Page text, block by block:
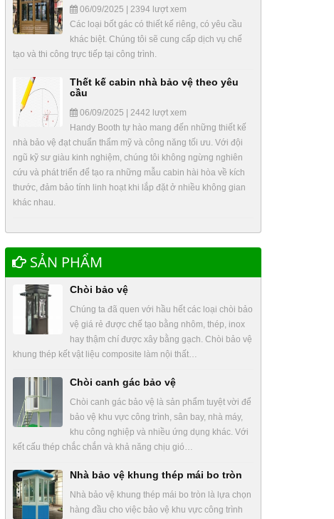
06/09/2025 | 2394 lượt xem
Các loại bốt gác có thiết kế riêng, có yêu cầu
khác biệt. Chúng tôi sẽ cung cấp dịch vụ chế
tạo và thi công trực tiếp tại công trình.
Thết kế cabin nhà bảo vệ theo yêu
cầu
06/09/2025 | 2442 lượt xem
Handy Booth tự hào mang đến những thiết kế
nhà bảo vệ đạt chuẩn thẩm mỹ và công năng tối ưu. Với đội
ngũ kỹ sư giàu kinh nghiệm, chúng tôi không ngừng nghiên
cứu và phát triển để tạo ra những mẫu cabin hài hòa về kích
thước, đảm bảo tính linh hoạt khi lắp đặt ở nhiều không gian
khác nhau.
SẢN PHẨM
Chòi bảo vệ
Chúng ta đã quen với hầu hết các loại chòi bảo
vệ giá rẻ được chế tạo bằng nhôm, thép, inox
hay thậm chí được xây bằng gạch. Chòi bảo vệ
khung thép kết vật liệu composite làm nội thất…
Chòi canh gác bảo vệ
Chòi canh gác bảo vệ là sản phẩm tuyệt vời để
bảo vệ khu vực công trình, sân bay, nhà máy,
khu công nghiệp và nhiều ứng dụng khác. Với
kết cấu thép chắc chắn và khả năng chịu gió…
Nhà bảo vệ khung thép mái bo tròn
Nhà bảo vệ khung thép mái bo tròn là lựa chọn
hàng đầu cho việc bảo vệ khu vực công trình